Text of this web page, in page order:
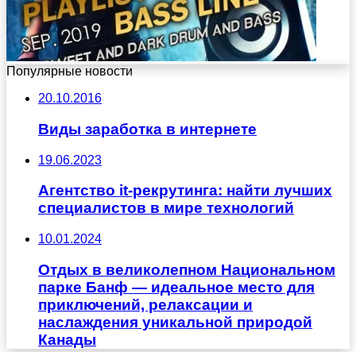
Популярные новости
20.10.2016
Виды заработка в интернете
19.06.2023
Агентство it-рекрутинга: найти лучших
специалистов в мире технологий
10.01.2024
Отдых в великолепном Национальном
парке Банф — идеальное место для
приключений, релаксации и
наслаждения уникальной природой
Канады